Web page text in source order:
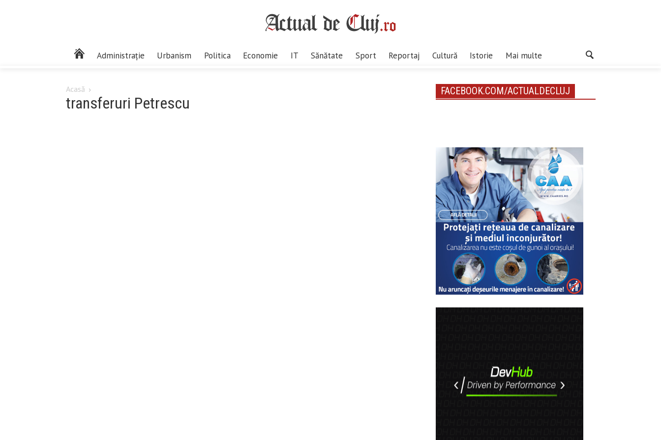
Administrație Urbanism Politica Economie IT Sănătate Sport Reportaj Cultură Istorie Mai multe
Acasă
transferuri Petrescu
FACEBOOK.COM/ACTUALDECLUJ